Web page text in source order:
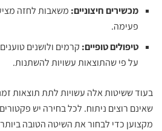
מכשירים חיצוניים: משאבות לחזה
פעימה.
טיפולים טופיים: קרמים ולושנים
על פי שהתוצאות עשויות להשתנות.
בעוד ששיטות אלה עשויות לתת תוצאות
שאינם רוצים ניתוח. לכל בחירה יש
מקצוען כדי לבחור את השיטה הטובה